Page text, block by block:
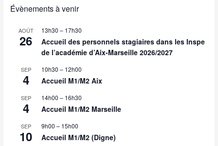
Évènements à venir
AOÛT
26
13h30 – 17h30
Accueil des personnels stagiaires dans les Inspe
de l’académie d’Aix-Marseille 2026/2027
SEP
4
10h30 – 12h00
Accueil M1/M2 Aix
SEP
4
14h00 – 16h30
Accueil M1/M2 Marseille
SEP
10
9h00 – 15h00
Accueil M1/M2 (Digne)